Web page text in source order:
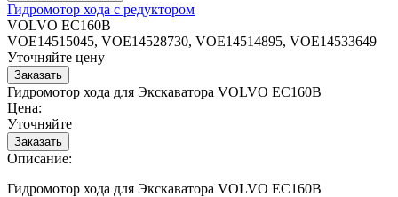
Гидромотор хода с редуктором
VOLVO EC160B
VOE14515045, VOE14528730, VOE14514895, VOE14533649
Уточняйте цену
Гидромотор хода для Экскаватора VOLVO EC160B
Цена:
Уточняйте
Описание:
Гидромотор хода для Экскаватора VOLVO EC160B